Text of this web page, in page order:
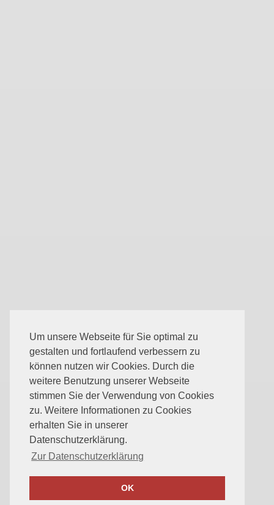
Um unsere Webseite für Sie optimal zu
gestalten und fortlaufend verbessern zu
können nutzen wir Cookies. Durch die
weitere Benutzung unserer Webseite
stimmen Sie der Verwendung von Cookies
zu. Weitere Informationen zu Cookies
erhalten Sie in unserer
Datenschutzerklärung.
Zur Datenschutzerklärung
OK